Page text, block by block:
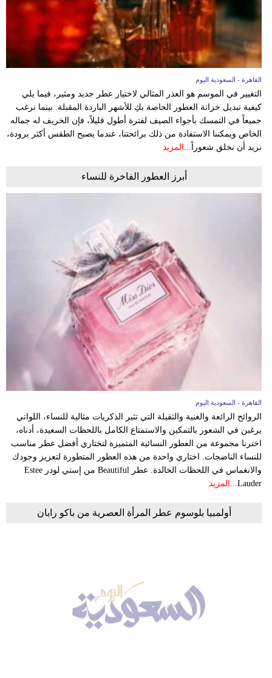
القاهرة - السعودية اليوم
التغيير في الموسم هو العذر المثالي لاختيار عطر جديد ومثير، فيما يلي
كيفية تبديل خزانة العطور الخاصة بكِ للأشهر الباردة المقبلة. بينما نرغب
جميعاً في التمسك بأجواء الصيف لفترة أطول قليلاً، فإن الخريف له جماله
الخاص ويمكننا الاستفادة من ذلك برائحتنا، عندما يصبح الطقس أكثر برودة،
نريد أن نخلق شعوراً... المزيد
أبرز العطور الفاخرة للنساء
القاهرة - السعودية اليوم
الروائح الرائعة والغنية والثقيلة التي تثير الذكريات مثالية للنساء، اللواتي
يرغبن في الشعور بالتمكين والاستمتاع الكامل باللحظات السعيدة، أدناه،
اخترنا مجموعة من العطور النسائية المتميزة لتختاري أفضل عطر مناسب
للنساء الناضجات. اختاري واحدة من هذه العطور المتطورة لتعزيز وجودك
والانغماس في اللحظات الخالدة. عطر Beautiful من إستي لودر Estee
Lauder...
المزيد
أولمبيا بلوسوم عطر المرأة العصرية من باكو رابان